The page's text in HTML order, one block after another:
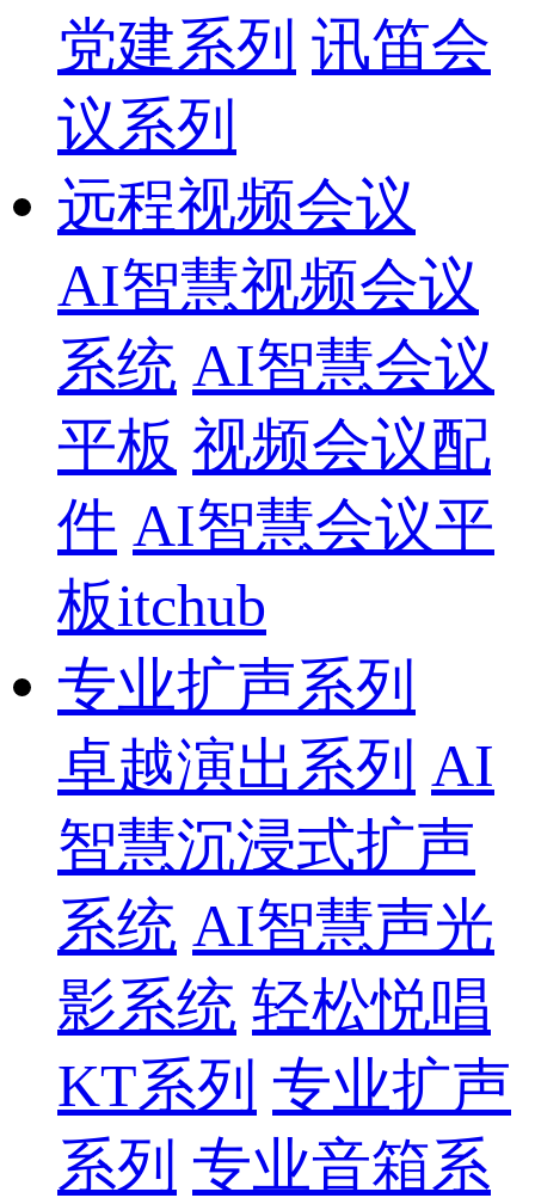
党建系列 讯笛会
议系列
远程视频会议
AI智慧视频会议
系统 AI智慧会议
平板 视频会议配
件 AI智慧会议平
板itchub
专业扩声系列
卓越演出系列 AI
智慧沉浸式扩声
系统 AI智慧声光
影系统 轻松悦唱
KT系列 专业扩声
系列 专业音箱系